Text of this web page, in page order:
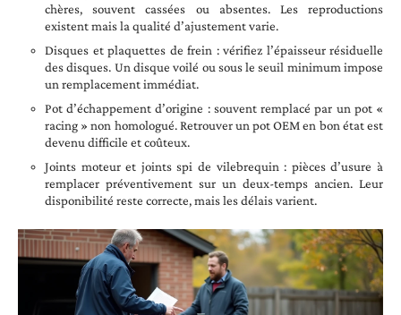
chères, souvent cassées ou absentes. Les reproductions
existent mais la qualité d’ajustement varie.
Disques et plaquettes de frein : vérifiez l’épaisseur résiduelle
des disques. Un disque voilé ou sous le seuil minimum impose
un remplacement immédiat.
Pot d’échappement d’origine : souvent remplacé par un pot «
racing » non homologué. Retrouver un pot OEM en bon état est
devenu difficile et coûteux.
Joints moteur et joints spi de vilebrequin : pièces d’usure à
remplacer préventivement sur un deux-temps ancien. Leur
disponibilité reste correcte, mais les délais varient.